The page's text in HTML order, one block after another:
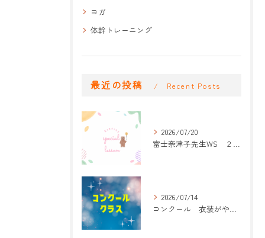
ヨガ
体幹トレーニング
最近の投稿 Recent Posts
2026/07/20
富士奈津子先生WS ２回目
2026/07/14
コンクール 衣装がやって来た！